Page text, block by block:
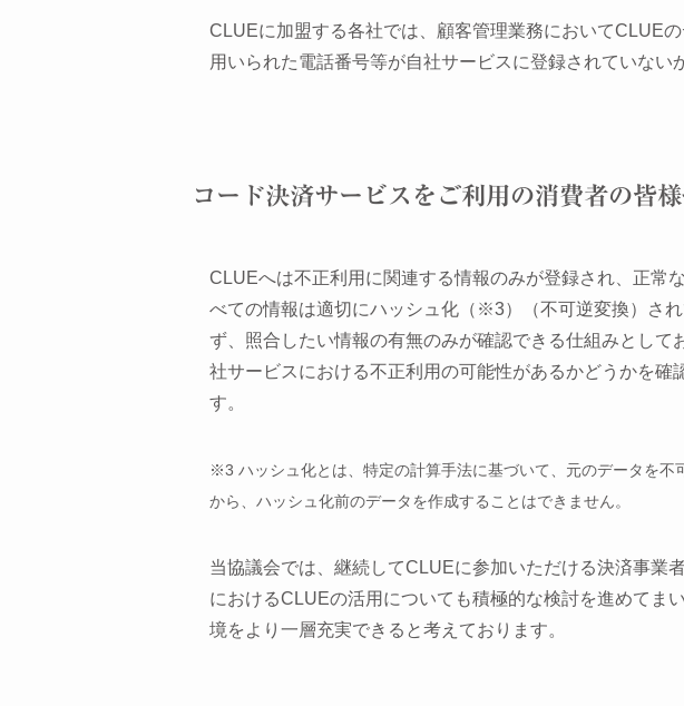
CLUEに加盟する各社では、顧客管理業務においてCLUE
用いられた電話番号等が自社サービスに登録されていない
コード決済サービスをご利用の消費者の皆
CLUEへは不正利用に関連する情報のみが登録され、正常
べての情報は適切にハッシュ化（※3）（不可逆変換）さ
ず、照合したい情報の有無のみが確認できる仕組みとして
社サービスにおける不正利用の可能性があるかどうかを
す。
※3 ハッシュ化とは、特定の計算手法に基づいて、元のデータを
から、ハッシュ化前のデータを作成することはできません。
当協議会では、継続してCLUEに参加いただける決済事業
におけるCLUEの活用についても積極的な検討を進めてま
境をより一層充実できると考えております。